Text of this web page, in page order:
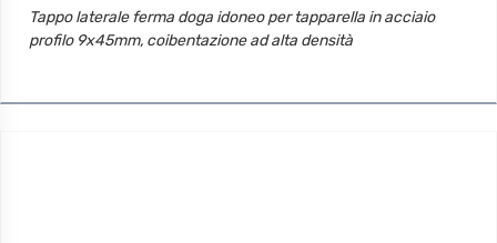
Tappo laterale ferma doga idoneo per tapparella in acciaio
profilo 9x45mm, coibentazione ad alta densità